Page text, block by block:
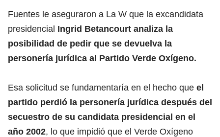
Fuentes le aseguraron a La W que la excandidata
presidencial Ingrid Betancourt analiza la
posibilidad de pedir que se devuelva la
personería jurídica al Partido Verde Oxígeno.
Esa solicitud se fundamentaría en el hecho que el
partido perdió la personería jurídica después del
secuestro de su candidata presidencial en el
año 2002, lo que impidió que el Verde Oxígeno